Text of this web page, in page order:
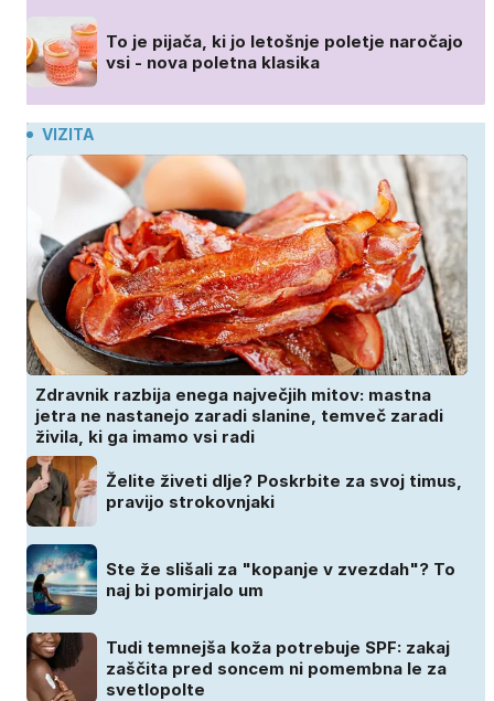
To je pijača, ki jo letošnje poletje naročajo
vsi - nova poletna klasika
VIZITA
Zdravnik razbija enega največjih mitov: mastna
jetra ne nastanejo zaradi slanine, temveč zaradi
živila, ki ga imamo vsi radi
Želite živeti dlje? Poskrbite za svoj timus,
pravijo strokovnjaki
Ste že slišali za "kopanje v zvezdah"? To
naj bi pomirjalo um
Tudi temnejša koža potrebuje SPF: zakaj
zaščita pred soncem ni pomembna le za
svetlopolte